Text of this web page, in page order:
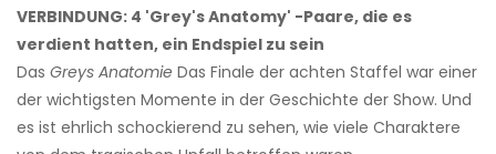
VERBINDUNG: 4 'Grey's Anatomy' -Paare, die es
verdient hatten, ein Endspiel zu sein
Das Greys Anatomie Das Finale der achten Staffel war einer
der wichtigsten Momente in der Geschichte der Show. Und
es ist ehrlich schockierend zu sehen, wie viele Charaktere